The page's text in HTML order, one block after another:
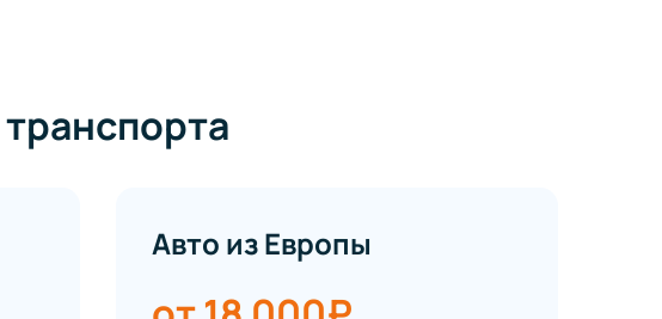
Авто из Европы